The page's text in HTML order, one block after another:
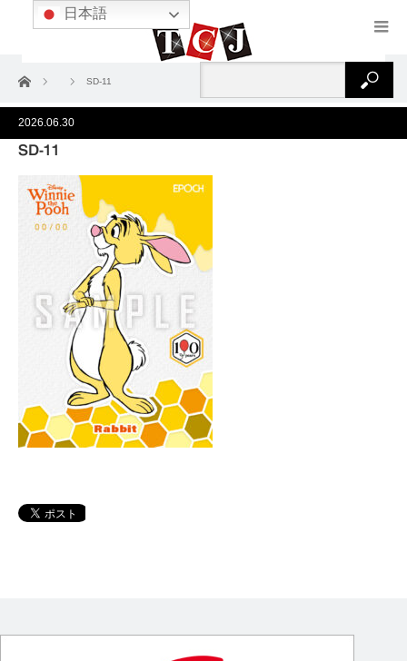
ホーム SD-11
2026.06.30
SD-11
日本語